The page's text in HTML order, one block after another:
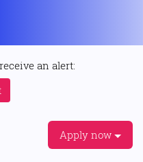
an alert:
Apply now